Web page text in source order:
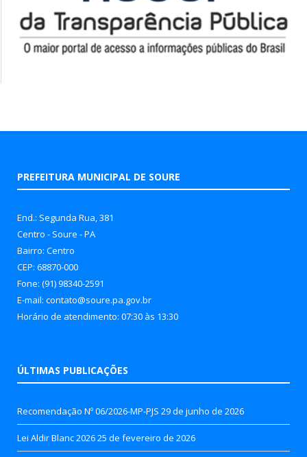
PREFEITURA MUNICIPAL DE SOURE
End.: Segunda Rua, 381
Centro - Soure - PA
Bairro: Centro
CEP: 68870-000
Fone: (91) 98340-2591
E-mail: contato@soure.pa.gov.br
Horário de atendimento: 07:30 às 13:30
ÚLTIMAS PUBLICAÇÕES
Recomendação Nº 06/2026-MP-PJS 29 de junho de 2026
Lei Aldir Blanc 202625 de fevereiro de 2026